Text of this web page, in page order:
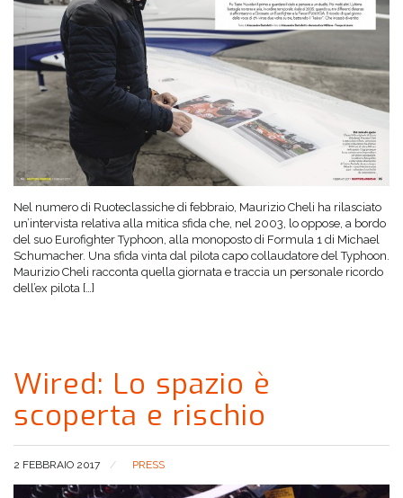
Nel numero di Ruoteclassiche di febbraio, Maurizio Cheli ha rilasciato
un’intervista relativa alla mitica sfida che, nel 2003, lo oppose, a bordo
del suo Eurofighter Typhoon, alla monoposto di Formula 1 di Michael
Schumacher. Una sfida vinta dal pilota capo collaudatore del Typhoon.
Maurizio Cheli racconta quella giornata e traccia un personale ricordo
dell’ex pilota […]
Wired: Lo spazio è
scoperta e rischio
2 FEBBRAIO 2017 PRESS